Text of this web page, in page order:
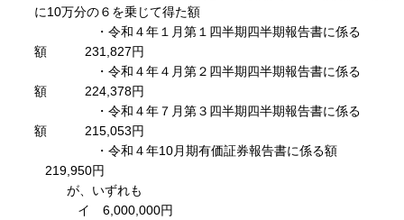
に10万分の６を乗じて得た額
・令和４年１月第１四半期四半期報告書に係る
額 231,827円
・令和４年４月第２四半期四半期報告書に係る
額 224,378円
・令和４年７月第３四半期四半期報告書に係る
額 215,053円
・令和４年10月期有価証券報告書に係る額
219,950円
が、いずれも
イ 6,000,000円